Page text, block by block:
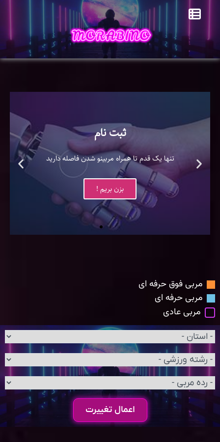
ثبت نام
تنها یک قدم تا همراه مربینو شدن فاصله دارید
بزن بریم !
مربی فوق حرفه ای
مربی حرفه ای
مربی عادی
اعمال تغییرت